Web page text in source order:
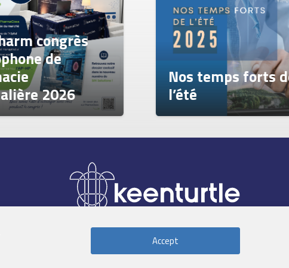
Accept
Nos temps forts de
l’été
Politique de confidentialité
Politique